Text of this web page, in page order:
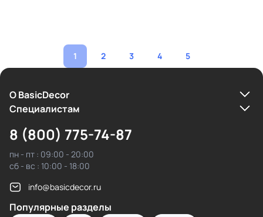
1 2 3 4 5
О BasicDecor
Cпециалистам
8 (800) 775-74-87
пн - пт : 09:00 - 20:00
сб - вс : 10:00 - 18:00
info@basicdecor.ru
Популярные разделы